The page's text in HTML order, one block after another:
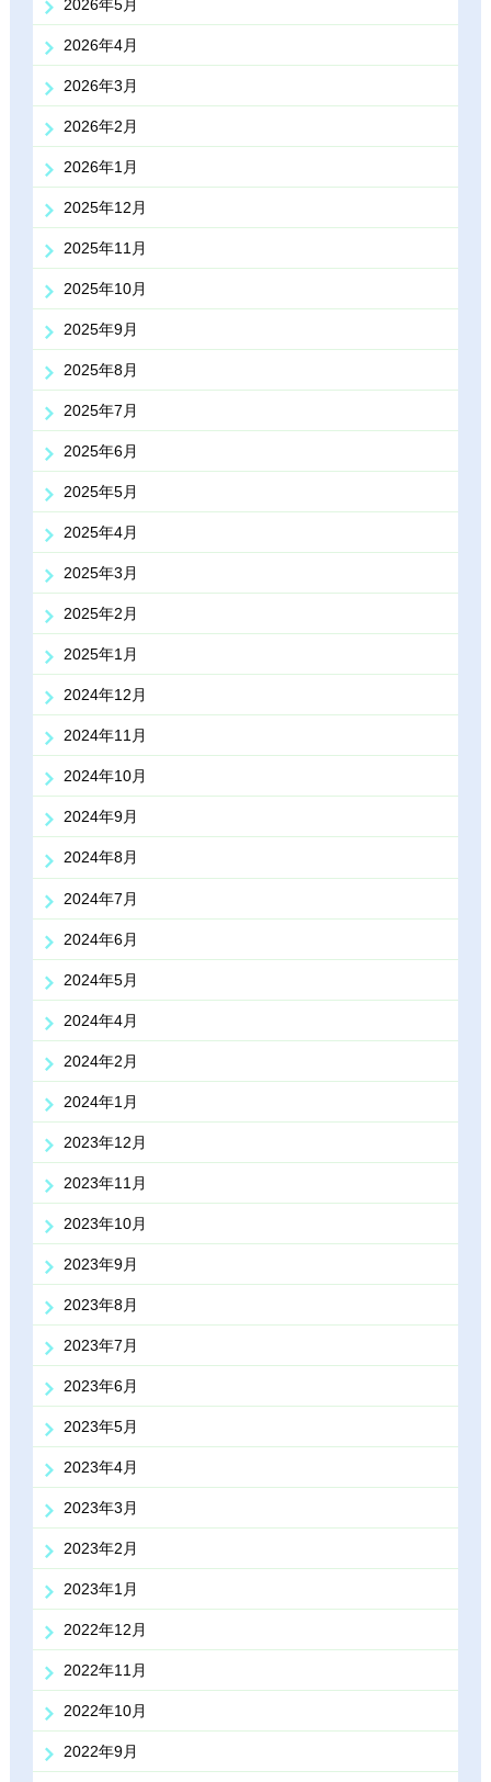
2026年5月
2026年4月
2026年3月
2026年2月
2026年1月
2025年12月
2025年11月
2025年10月
2025年9月
2025年8月
2025年7月
2025年6月
2025年5月
2025年4月
2025年3月
2025年2月
2025年1月
2024年12月
2024年11月
2024年10月
2024年9月
2024年8月
2024年7月
2024年6月
2024年5月
2024年4月
2024年2月
2024年1月
2023年12月
2023年11月
2023年10月
2023年9月
2023年8月
2023年7月
2023年6月
2023年5月
2023年4月
2023年3月
2023年2月
2023年1月
2022年12月
2022年11月
2022年10月
2022年9月